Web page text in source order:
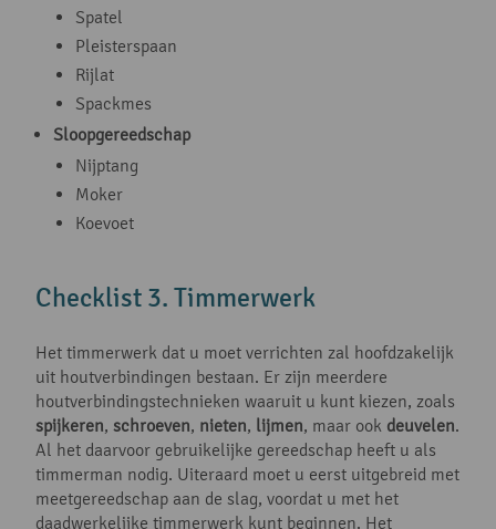
Spatel
Pleisterspaan
Rijlat
Spackmes
Sloopgereedschap
Nijptang
Moker
Koevoet
Checklist 3. Timmerwerk
Het timmerwerk dat u moet verrichten zal hoofdzakelijk
uit houtverbindingen bestaan. Er zijn meerdere
houtverbindingstechnieken waaruit u kunt kiezen, zoals
spijkeren, schroeven, nieten, lijmen, maar ook deuvelen.
Al het daarvoor gebruikelijke gereedschap heeft u als
timmerman nodig. Uiteraard moet u eerst uitgebreid met
meetgereedschap aan de slag, voordat u met het
daadwerkelijke timmerwerk kunt beginnen. Het